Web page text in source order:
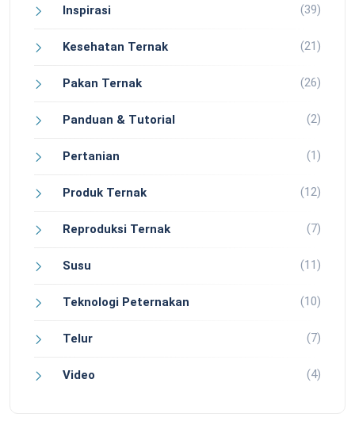
Inspirasi (39)
Kesehatan Ternak (21)
Pakan Ternak (26)
Panduan & Tutorial (2)
Pertanian (1)
Produk Ternak (12)
Reproduksi Ternak (7)
Susu (11)
Teknologi Peternakan (10)
Telur (7)
Video (4)